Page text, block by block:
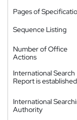
Pages of
Sequence Listing
Number of Office
Actions
International Search
Report is established
International
Authority